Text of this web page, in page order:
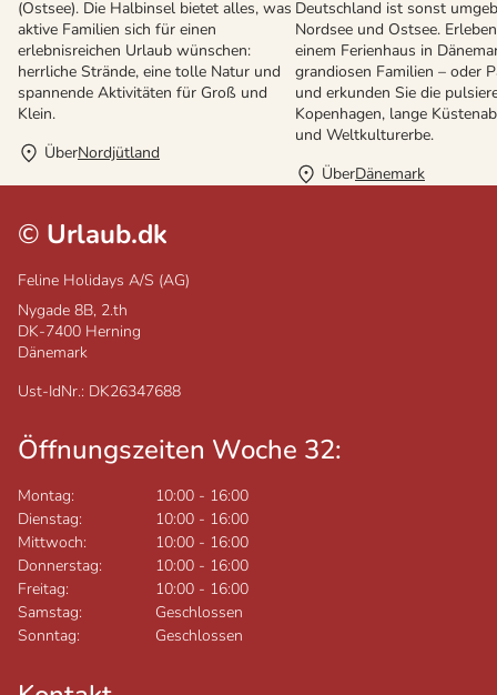
(Ostsee). Die Halbinsel bietet alles, was
aktive Familien sich für einen
erlebnisreichen Urlaub wünschen:
herrliche Strände, eine tolle Natur und
spannende Aktivitäten für Groß und
Klein.
ÜberNordjütland
Deutschland ist sonst
Nordsee und Ostsee.
einem Ferienhaus in
grandiosen Familien – oder
und erkunden Sie die
Kopenhagen, lange
und Weltkulturerbe.
ÜberDänemark
© Urlaub.dk
Feline Holidays A/S (AG)
Nygade 8B, 2.th
DK-7400 Herning
Dänemark
Ust-IdNr.: DK26347688
Öffnungszeiten Woche 32:
Montag: 10:00 - 16:00
Dienstag:
10:00 - 16:00
Mittwoch:
10:00 - 16:00
Donnerstag:
10:00 - 16:00
Freitag:
10:00 - 16:00
Samstag:
Geschlossen
Sonntag:
Geschlossen